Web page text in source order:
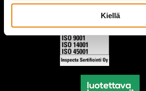
Kiellä